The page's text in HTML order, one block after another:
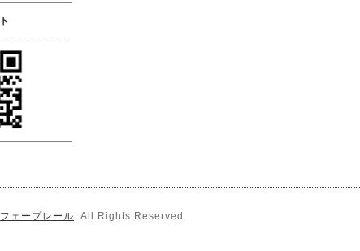
ェープレール. All Rights Reserved.